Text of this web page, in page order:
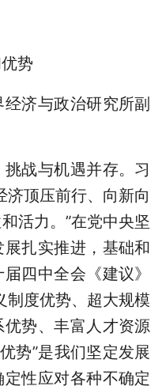
势
济与政治研究所副
战与机遇并存。习
济顶压前行、向新向
活力。”在党中央坚
扎实推进，基础和
四中全会《建议》
制度优势、超大规模
势、丰富人才资源
势”是我们坚定发展
性应对各种不确定